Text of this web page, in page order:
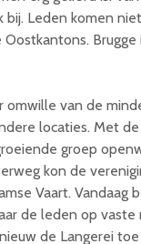
Leden komen
omwille van de
locaties. Met
groep
kon de
Vaart. Vandaag
de leden op
de Langerei